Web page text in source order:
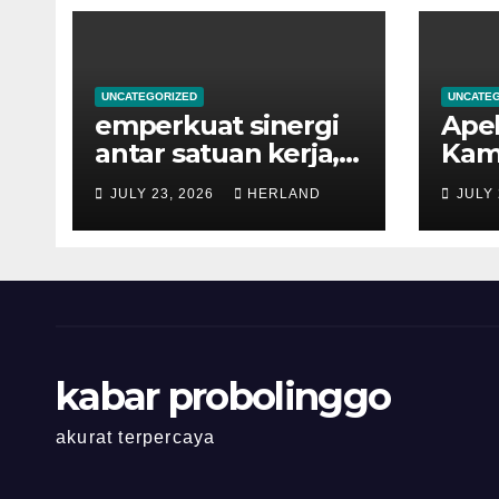
UNCATEGORIZED
emperkuat sinergi
antar satuan kerja,
Kantor Pertanahan
Kota Probolinggo
menerima
Bondowoso
JULY 23, 2026 HERLAND JULY
kabar probolinggo
akurat terpercaya